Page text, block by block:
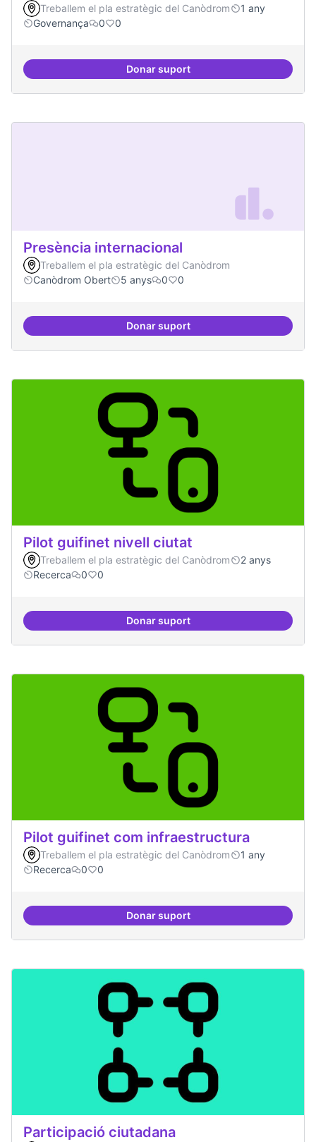
Treballem el pla estratègic del Canòdrom
1 any
Governança
0 0
Donar suportProcés participatiu
Presència internacional
Treballem el pla estratègic del Canòdrom
Canòdrom Obert
5 anys 0 0
Donar suportPresència internacional
Pilot guifinet nivell ciutat
Treballem el pla estratègic del Canòdrom
2 anys
Recerca
0 0
Donar suportPilot guifinet nivell ciutat
Pilot guifinet com infraestructura
Treballem el pla estratègic del Canòdrom
1 any
Recerca
0 0
Donar suportPilot guifinet com
Participació ciutadana